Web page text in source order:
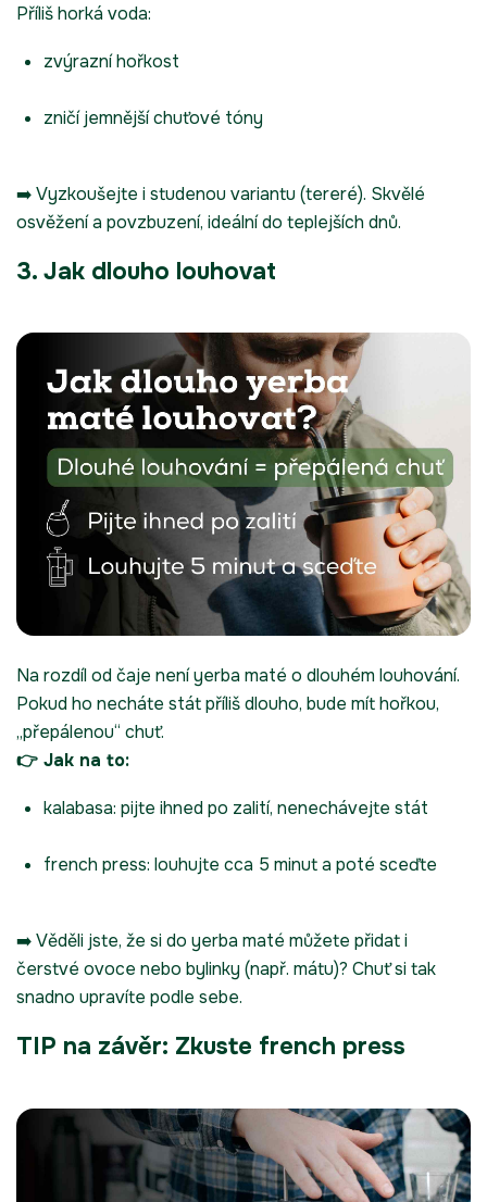
Příliš horká voda:
zvýrazní hořkost
zničí jemnější chuťové tóny
➡️ Vyzkoušejte i studenou variantu (tereré). Skvělé
osvěžení a povzbuzení, ideální do teplejších dnů.
3. Jak dlouho louhovat
Na rozdíl od čaje není yerba maté o dlouhém louhování.
Pokud ho necháte stát příliš dlouho, bude mít hořkou,
„přepálenou“ chuť.
👉 Jak na to:
kalabasa: pijte ihned po zalití, nenechávejte stát
french press: louhujte cca 5 minut a poté sceďte
➡️ Věděli jste, že si do yerba maté můžete přidat i
čerstvé ovoce nebo bylinky (např. mátu)? Chuť si tak
snadno upravíte podle sebe.
TIP na závěr: Zkuste french press